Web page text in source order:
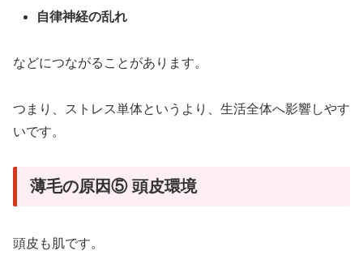
自律神経の乱れ
などにつながることがあります。
つまり、ストレス単体というより、生活全体へ影響しやす
いです。
薄毛の原因⑤ 頭皮環境
頭皮も肌です。